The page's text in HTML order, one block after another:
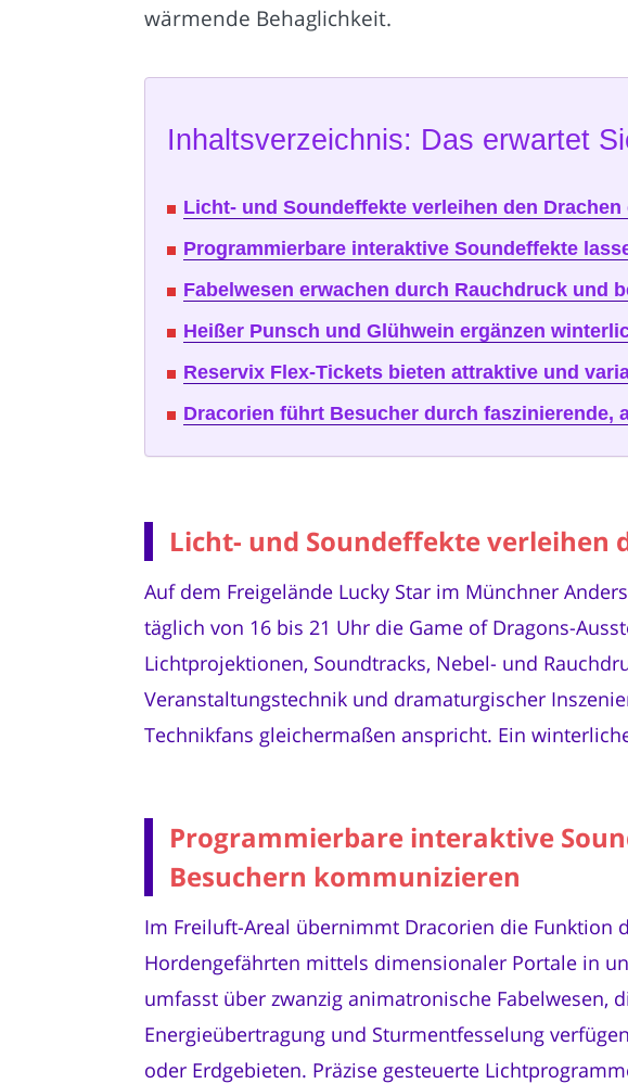
wärmende Behaglichkeit.
Inhaltsverzeichnis: Das erwartet
Licht- und Soundeffekte verleihen den
Programmierbare interaktive Soundeffekte
Fabelwesen erwachen durch Rauchdruck und
Heißer Punsch und Glühwein ergänzen
Reservix Flex-Tickets bieten attraktive und
Dracorien führt Besucher durch faszinierende,
Licht- und Soundeffekte verleihen
Auf dem Freigelände Lucky Star im Münchner
täglich von 16 bis 21 Uhr die Game of Dragons-
Lichtprojektionen, Soundtracks, Nebel- und
Veranstaltungstechnik und dramaturgischer
Technikfans gleichermaßen anspricht. Ein
Programmierbare interaktive
Besuchern kommunizieren
Im Freiluft-Areal übernimmt Dracorien die Funktion
Hordengefährten mittels dimensionaler Portale in
umfasst über zwanzig animatronische Fabelwesen,
Energieübertragung und Sturmentfesselung
oder Erdgebieten. Präzise gesteuerte